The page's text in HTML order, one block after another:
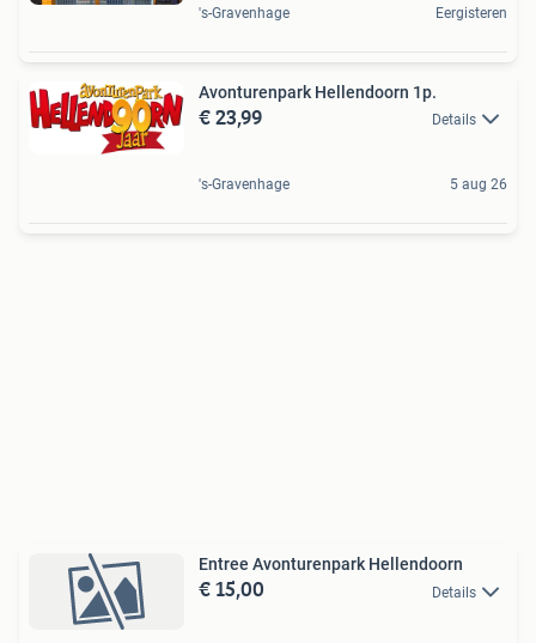
's-Gravenhage Eergisteren
Avonturenpark Hellendoorn 1p.
€ 23,99 Details
's-Gravenhage 5 aug 26
Entree Avonturenpark Hellendoorn
€ 15,00 Details